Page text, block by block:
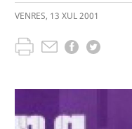
VENRES, 13 XUL2001